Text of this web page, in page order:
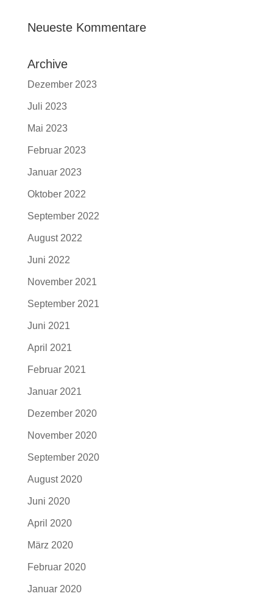
Neueste Kommentare
Archive
Dezember 2023
Juli 2023
Mai 2023
Februar 2023
Januar 2023
Oktober 2022
September 2022
August 2022
Juni 2022
November 2021
September 2021
Juni 2021
April 2021
Februar 2021
Januar 2021
Dezember 2020
November 2020
September 2020
August 2020
Juni 2020
April 2020
März 2020
Februar 2020
Januar 2020